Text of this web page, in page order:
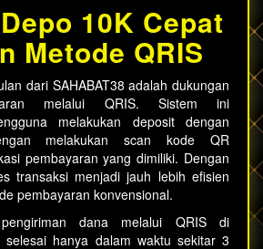
10K Cepat
Metode QRIS
dari SAHABAT38 adalah dukungan
melalui QRIS. Sistem ini
melakukan deposit dengan
melakukan scan kode QR
pembayaran yang dimiliki. Dengan
transaksi menjadi jauh lebih efisien
pembayaran konvensional.
dana melalui QRIS di
selesai hanya dalam waktu sekitar 3